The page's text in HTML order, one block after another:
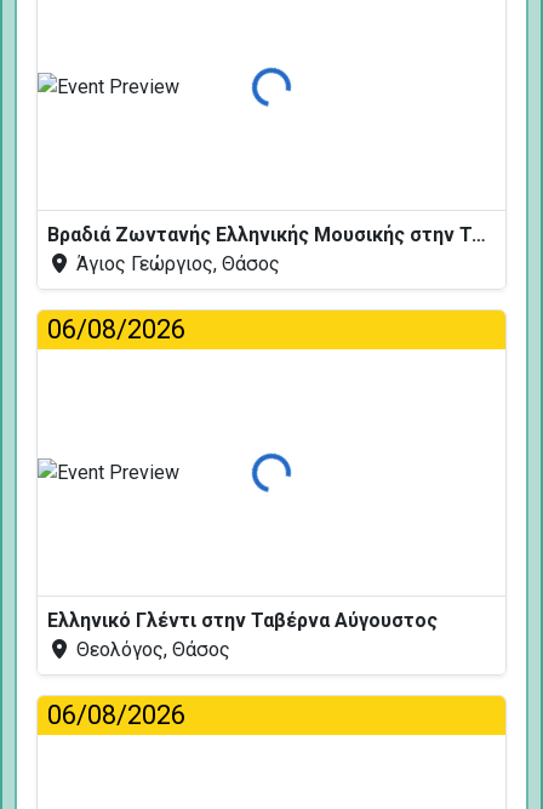
Φόρτωση...
Βραδιά Ζωντανής Ελληνικής Μουσικής στην Ταβέρνα Κελάρι
Άγιος Γεώργιος, Θάσος
06/08/2026
Φόρτωση...
Ελληνικό Γλέντι στην Ταβέρνα Αύγουστος
Θεολόγος, Θάσος
06/08/2026